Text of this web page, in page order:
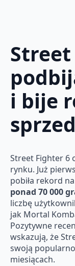
i bije
Street Fighter 6
rynku. Już
pobiła rekord
ponad 70 000
liczbę
jak Mortal
Pozytywne
wskazują, że
swoją
miesiącach.